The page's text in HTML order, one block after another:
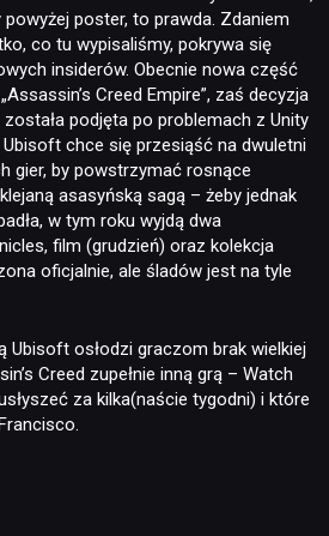
poster, to prawda. Zdaniem
co tu wypisaliśmy, pokrywa się
insiderów. Obecnie nowa część
Creed Empire”, zaś decyzja
została podjęta po problemach z Unity
chce się przesiąść na dwuletni
gier, by powstrzymać rosnące
asasyńską sagą – żeby jednak
w tym roku wyjdą dwa
film (grudzień) oraz kolekcja
oficjalnie, ale śladów jest na tyle
Ubisoft osłodzi graczom brak wielkiej
Creed zupełnie inną grą – Watch
za kilka(naście tygodni) i które